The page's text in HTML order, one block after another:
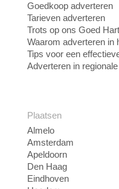
Goedkoop adverteren
Tarieven adverteren
Trots op ons Goed
Waarom adverteren in
Tips voor een
Adverteren in
Plaatsen
Almelo
Amsterdam
Apeldoorn
Den Haag
Eindhoven